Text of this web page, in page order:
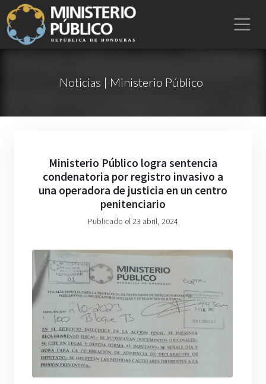
Noticias | Ministerio Público
Ministerio Público logra sentencia
condenatoria por registro invasivo a
una operadora de justicia en un centro
penitenciario
Publicado el 23 abril, 2024